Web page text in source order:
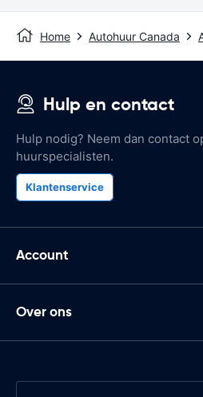
Home Autohuur Canada
Hulp en contact
Hulp nodig? Neem dan contact
huurspecialisten.
Klantenservice
Account
Over ons